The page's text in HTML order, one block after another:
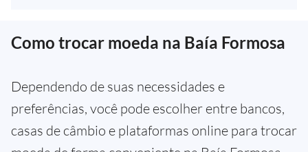
Como trocar moeda na Baía Formosa
Dependendo de suas necessidades e
preferências, você pode escolher entre bancos,
casas de câmbio e plataformas online para trocar